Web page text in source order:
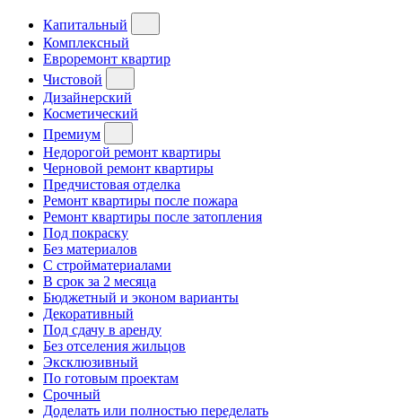
Капитальный
Комплексный
Евроремонт квартир
Чистовой
Дизайнерский
Косметический
Премиум
Недорогой ремонт квартиры
Черновой ремонт квартиры
Предчистовая отделка
Ремонт квартиры после пожара
Ремонт квартиры после затопления
Под покраску
Без материалов
С стройматериалами
В срок за 2 месяца
Бюджетный и эконом варианты
Декоративный
Под сдачу в аренду
Без отселения жильцов
Эксклюзивный
По готовым проектам
Срочный
Доделать или полностью переделать